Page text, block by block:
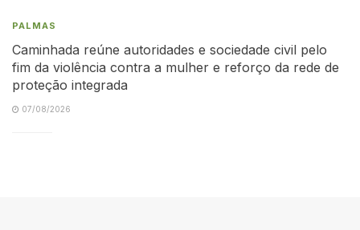
PALMAS
Caminhada reúne autoridades e sociedade civil pelo
fim da violência contra a mulher e reforço da rede de
proteção integrada
07/08/2026